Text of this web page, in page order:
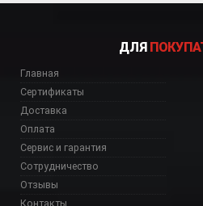
ДЛЯ
Главная
Сертификаты
Доставка
Оплата
Сервис и гарантия
Сотрудничество
Отзывы
Контакты